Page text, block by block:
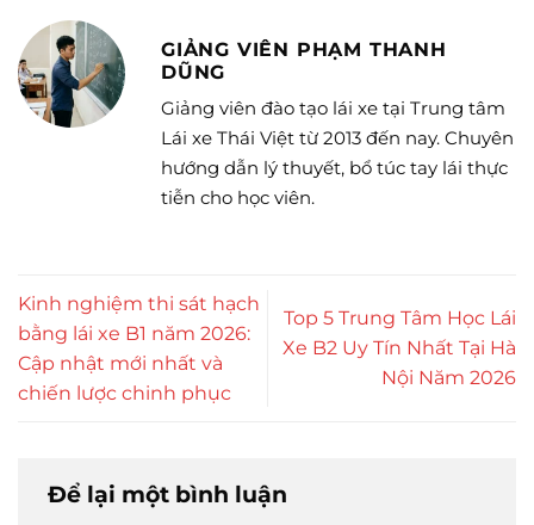
GIẢNG VIÊN PHẠM THANH
DŨNG
Giảng viên đào tạo lái xe tại Trung tâm
Lái xe Thái Việt từ 2013 đến nay. Chuyên
hướng dẫn lý thuyết, bổ túc tay lái thực
tiễn cho học viên.
Kinh nghiệm thi sát hạch
bằng lái xe B1 năm 2026:
Cập nhật mới nhất và
chiến lược chinh phục
Top 5 Trung Tâm Học Lái
Xe B2 Uy Tín Nhất Tại Hà
Nội Năm 2026
Để lại một bình luận